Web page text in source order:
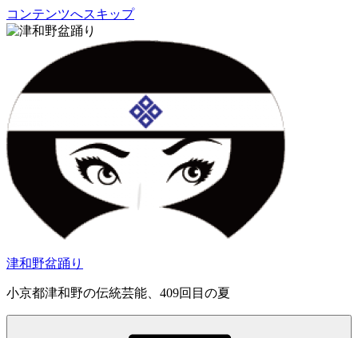
コンテンツへスキップ
津和野盆踊り
小京都津和野の伝統芸能、409回目の夏